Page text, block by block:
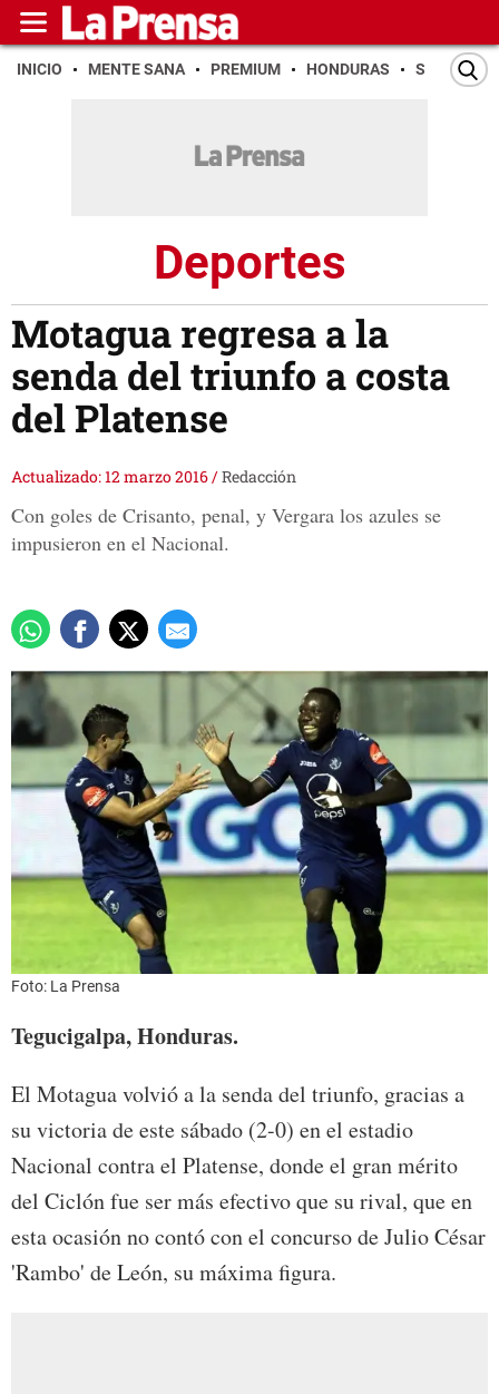
INICIO MENTE SANA PREMIUM HONDURAS SAN PEDRO
Deportes
Motagua regresa a la
senda del triunfo a costa
del Platense
Actualizado: 12 marzo 2016/Redacción
Con goles de Crisanto, penal, y Vergara los azules se
impusieron en el Nacional.
Foto: La Prensa
Tegucigalpa, Honduras.
El Motagua volvió a la senda del triunfo, gracias a
su victoria de este sábado (2-0) en el estadio
Nacional contra el Platense, donde el gran mérito
del Ciclón fue ser más efectivo que su rival, que en
esta ocasión no contó con el concurso de Julio César
'Rambo' de León, su máxima figura.